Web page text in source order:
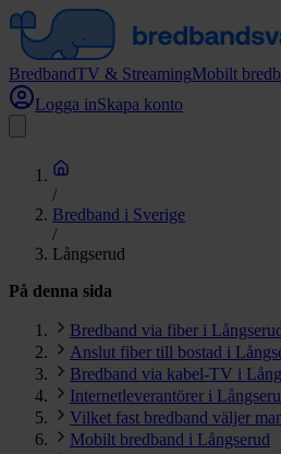
BredbandTV & StreamingMobilt
Logga inSkapa konto
/
Bredband i Sverige
/
Långserud
På denna sida
Bredband via fiber i
Anslut fiber till bostad i
Bredband via kabel-TV i
Internetleverantörer i
Vilket fast bredband väljer
Mobilt bredband i Långserud